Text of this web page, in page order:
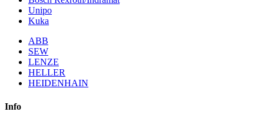
Unipo
Kuka
ABB
SEW
LENZE
HELLER
HEIDENHAIN
Info